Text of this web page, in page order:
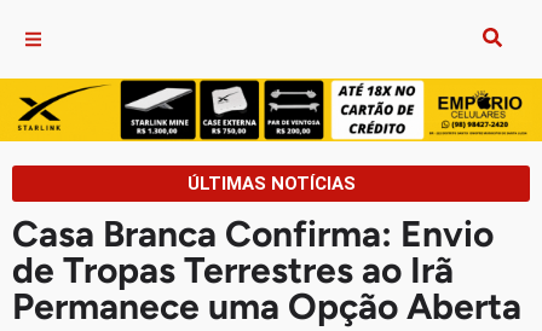
ÚLTIMAS NOTÍCIAS
Casa Branca Confirma: Envio
de Tropas Terrestres ao Irã
Permanece uma Opção Aberta